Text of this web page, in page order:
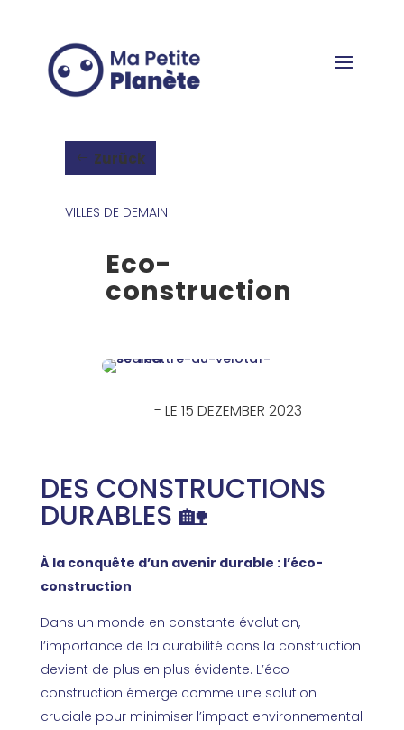
Zurück
VILLES DE DEMAIN
Eco-
construction
- LE 15 DEZEMBER 2023
DES CONSTRUCTIONS
DURABLES 🏡
À la conquête d’un avenir durable : l’éco-
construction
Dans un monde en constante évolution,
l’importance de la durabilité dans la construction
devient de plus en plus évidente. L’éco-
construction émerge comme une solution
cruciale pour minimiser l’impact environnemental